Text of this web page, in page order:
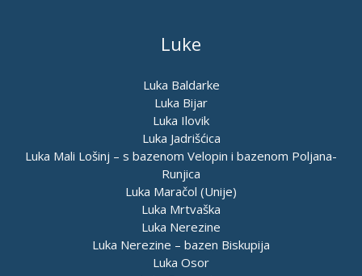
Luke
Luka Baldarke
Luka Bijar
Luka Ilovik
Luka Jadrišćica
Luka Mali Lošinj – s bazenom Velopin i bazenom Poljana-
Runjica
Luka Maračol (Unije)
Luka Mrtvaška
Luka Nerezine
Luka Nerezine – bazen Biskupija
Luka Osor